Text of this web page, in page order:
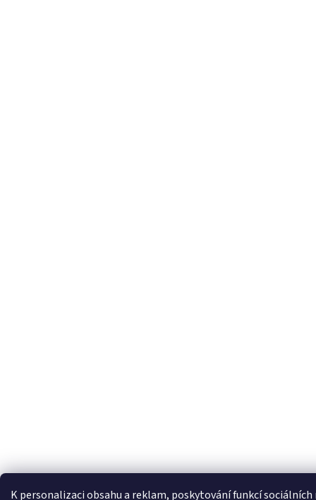
K personalizaci obsahu a reklam, poskytování funkcí